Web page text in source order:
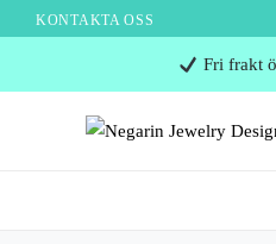
KONTAKTA OSS
Fri frakt